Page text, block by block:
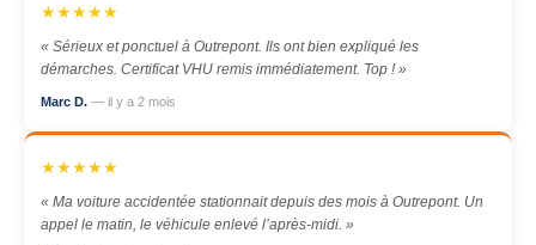
★★★★★
« Sérieux et ponctuel à Outrepont. Ils ont bien expliqué les
démarches. Certificat VHU remis immédiatement. Top ! »
Marc D. — il y a 2 mois
★★★★★
« Ma voiture accidentée stationnait depuis des mois à Outrepont. Un
appel le matin, le véhicule enlevé l’après-midi. »